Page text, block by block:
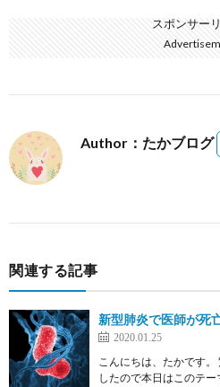
スポンサー
Author：たかブログ
関連する記事
新型肺炎で医師が死
2020.01.25
こんにちは、たかです
したので本日はこのテ